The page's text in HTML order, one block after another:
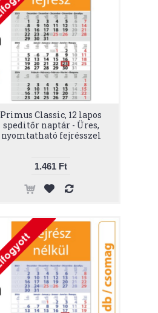
Primus Classic, 12 lapos
speditőr naptár - Üres,
nyomtatható fejrésszel
1.461 Ft